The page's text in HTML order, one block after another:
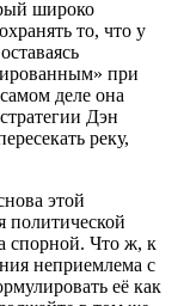
широко
то, что у
при
деле она
Дэн
реку,
этой
политической
спорной. Что ж, к
неприемлема с
её как